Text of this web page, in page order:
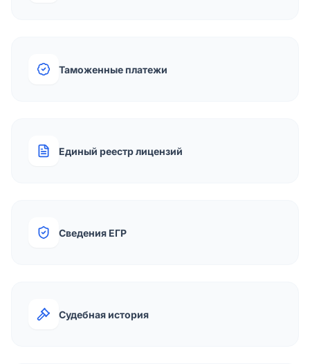
Таможенные платежи
Единый реестр лицензий
Сведения ЕГР
Судебная история